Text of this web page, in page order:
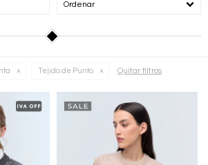
Recomendados
Tejido de Punto Quitar filtros